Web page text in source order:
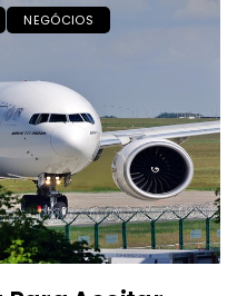
NEGÓCIOS